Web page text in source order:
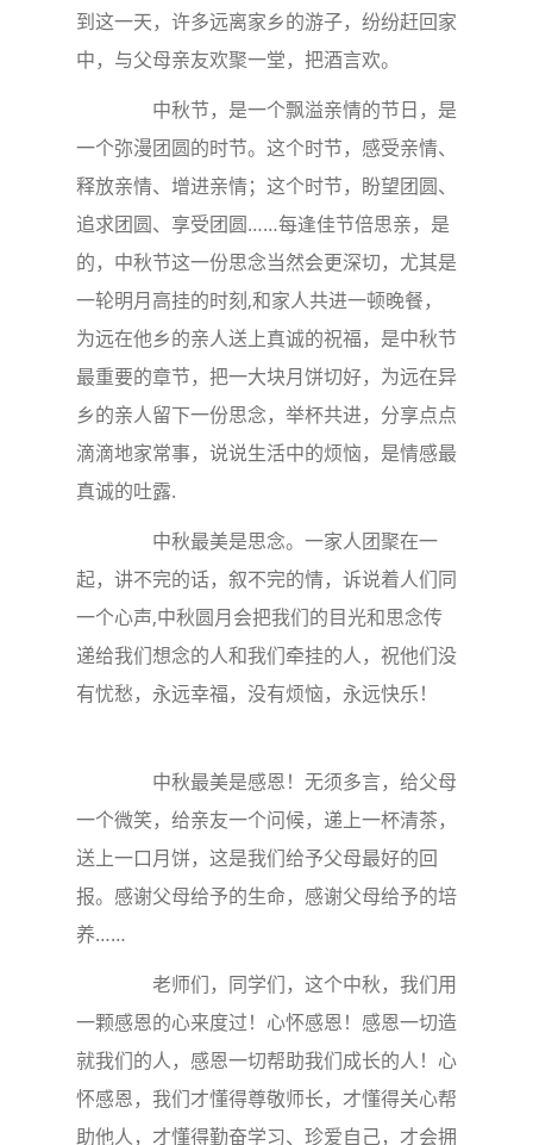
到这一天，许多远离家乡的游子，纷纷赶回家
中，与父母亲友欢聚一堂，把酒言欢。
中秋节，是一个飘溢亲情的节日，是
一个弥漫团圆的时节。这个时节，感受亲情、
释放亲情、增进亲情；这个时节，盼望团圆、
追求团圆、享受团圆……每逢佳节倍思亲，是
的，中秋节这一份思念当然会更深切，尤其是
一轮明月高挂的时刻,和家人共进一顿晚餐，
为远在他乡的亲人送上真诚的祝福，是中秋节
最重要的章节，把一大块月饼切好，为远在异
乡的亲人留下一份思念，举杯共进，分享点点
滴滴地家常事，说说生活中的烦恼，是情感最
真诚的吐露.
中秋最美是思念。一家人团聚在一
起，讲不完的话，叙不完的情，诉说着人们同
一个心声,中秋圆月会把我们的目光和思念传
递给我们想念的人和我们牵挂的人，祝他们没
有忧愁，永远幸福，没有烦恼，永远快乐！
中秋最美是感恩！无须多言，给父母
一个微笑，给亲友一个问候，递上一杯清茶，
送上一口月饼，这是我们给予父母最好的回
报。感谢父母给予的生命，感谢父母给予的培
养……
老师们，同学们，这个中秋，我们用
一颗感恩的心来度过！心怀感恩！感恩一切造
就我们的人，感恩一切帮助我们成长的人！心
怀感恩，我们才懂得尊敬师长，才懂得关心帮
助他人，才懂得勤奋学习、珍爱自己，才会拥